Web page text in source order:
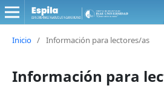
Inicio / Información para lectores/as
Información para